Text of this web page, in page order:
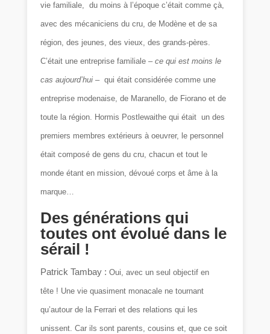
vie familiale, du moins à l’époque c’était comme çà,
avec des mécaniciens du cru, de Modène et de sa
région, des jeunes, des vieux, des grands-pères.
C’était une entreprise familiale –ce qui est moins le
cas aujourd’hui– qui était considérée comme une
entreprise modenaise, de Maranello, de Fiorano et de
toute la région. Hormis Postlewaithe qui était un des
premiers membres extérieurs à oeuvrer, le personnel
était composé de gens du cru, chacun et tout le
monde étant en mission, dévoué corps et âme à la
marque…
Des générations qui
toutes ont évolué dans le
sérail !
Patrick Tambay :Oui, avec un seul objectif en
tête ! Une vie quasiment monacale ne tournant
qu’autour de la Ferrari et des relations qui les
unissent. Car ils sont parents, cousins et, que ce soit